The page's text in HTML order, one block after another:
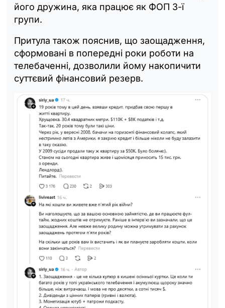
його дружина, яка працює як ФОП 3-ї
групи.
Притула також пояснив, що заощадження,
сформовані в попередні роки роботи на
телебаченні, дозволили йому накопичити
суттєвий фінансовий резерв.